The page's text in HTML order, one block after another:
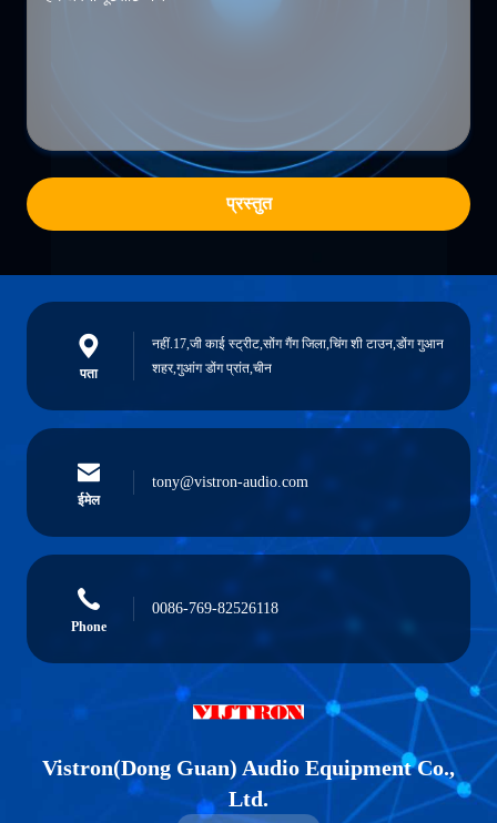
प्रस्तुत
पता
नहीं.17,जी काई स्ट्रीट,सोंग गैंग जिला,चिंग शी टाउन,डोंग गुआन
शहर,गुआंग डोंग प्रांत,चीन
ईमेल
tony@vistron-audio.com
Phone
0086-769-82526118
Vistron(Dong Guan) Audio Equipment Co.,
Ltd.